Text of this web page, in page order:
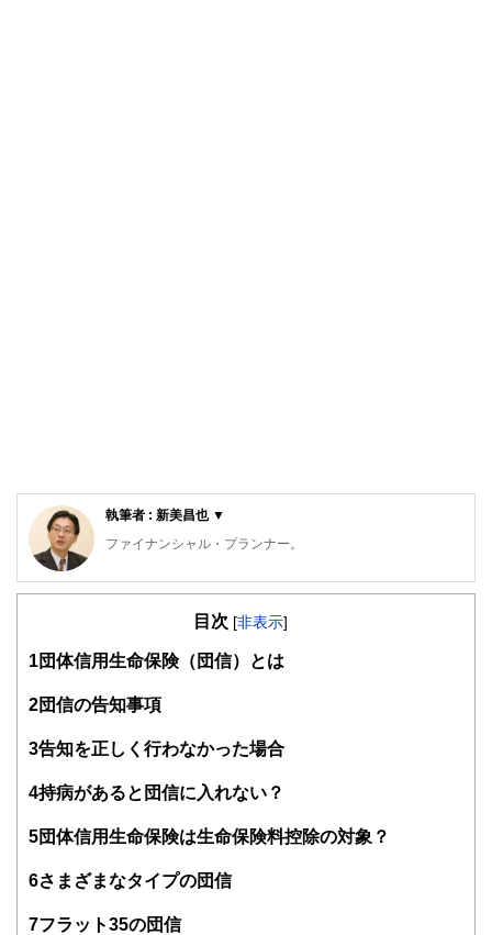
執筆者 : 新美昌也 ▼
ファイナンシャル・プランナー。
ライフプラン・キャッシュフロー分析に基づいた家計相談を
が多い。教育資金、住宅購入、年金、資産運用、保険、離婚
ている。教育資金をテーマにした講演は延べ800校以上の高
また、保険や介護のお金に詳しいファイナンシャル・プラン
る。共著に「これで安心！入院・介護のお金」（技術評論
社）がある。
目次 [非表示]
1団体信用生命保険（団信）とは
2団信の告知事項
3告知を正しく行わなかった場合
4持病があると団信に入れない？
5団体信用生命保険は生命保険料控除の対象？
6さまざまなタイプの団信
7フラット35の団信